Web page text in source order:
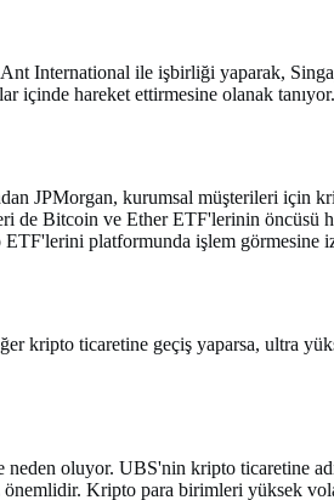
International ile işbirliği yaparak,
içinde hareket ettirmesine olanak tanıyor.
JPMorgan, kurumsal müşterileri için
Bitcoin ve Ether ETF'lerinin öncüsü
platformunda işlem görmesine
kripto ticaretine geçiş yaparsa, ultra
oluyor. UBS'nin kripto ticaretine
önemlidir. Kripto para birimleri yüksek